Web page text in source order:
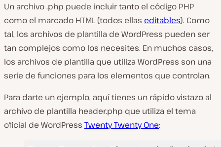
Un archivo.php puede incluir tanto el código PHP
como el marcado HTML (todos ellas editables). Como
tal, los archivos de plantilla de WordPress pueden ser
tan complejos como los necesites. En muchos casos,
los archivos de plantilla que utiliza WordPress son una
serie de funciones para los elementos que controlan.
Para darte un ejemplo, aquí tienes un rápido vistazo al
archivo de plantilla header.php que utiliza el tema
oficial de WordPress Twenty Twenty One: